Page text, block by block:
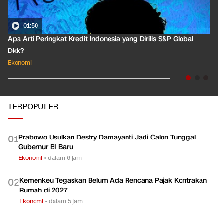
01:50
Apa Arti Peringkat Kredit Indonesia yang Dirilis S&P Global
Dkk?
Ekonomi
TERPOPULER
01Prabowo Usulkan Destry Damayanti Jadi Calon Tunggal
Gubernur BI Baru
Ekonomi •dalam 6 jam
02Kemenkeu Tegaskan Belum Ada Rencana Pajak Kontrakan
Rumah di 2027
Ekonomi •dalam 5 jam